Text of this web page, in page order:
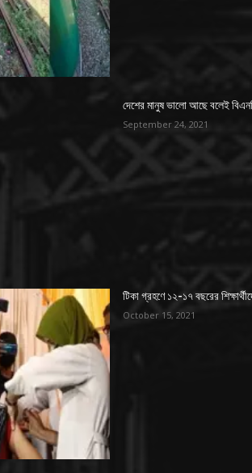
দেশের মানুষ ভালো আছে বলেই
September 24, 2021
টিকা গ্রহণে ১২-১৭ বছরের
October 15, 2021